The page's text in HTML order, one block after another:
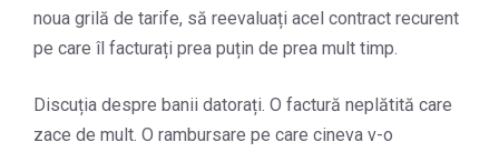
noua grilă de tarife, să reevaluați acel contract recurent
pe care îl facturați prea puțin de prea mult timp.
Discuția despre banii datorați. O factură neplătită care
zace de mult. O rambursare pe care cineva v-o